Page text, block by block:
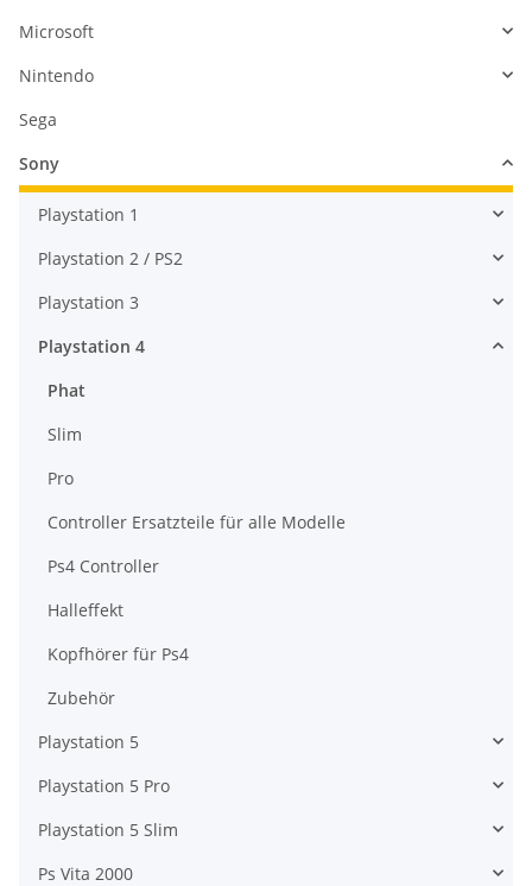
Microsoft
Nintendo
Sega
Sony
Playstation 1
Playstation 2 / PS2
Playstation 3
Playstation 4
Phat
Slim
Pro
Controller Ersatzteile für alle Modelle
Ps4 Controller
Halleffekt
Kopfhörer für Ps4
Zubehör
Playstation 5
Playstation 5 Pro
Playstation 5 Slim
Ps Vita 2000